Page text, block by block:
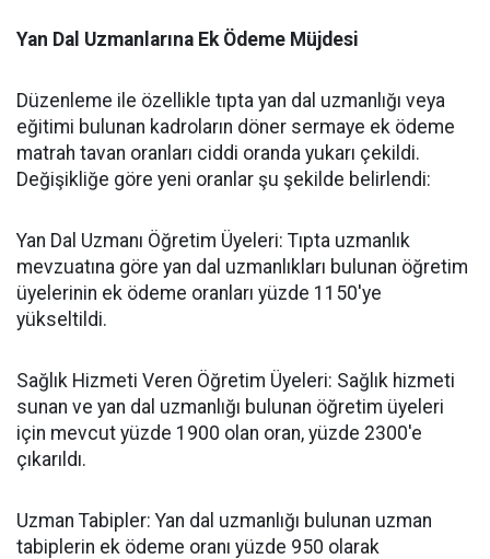
​Yan Dal Uzmanlarına Ek Ödeme Müjdesi
​Düzenleme ile özellikle tıpta yan dal uzmanlığı veya
eğitimi bulunan kadroların döner sermaye ek ödeme
matrah tavan oranları ciddi oranda yukarı çekildi.
Değişikliğe göre yeni oranlar şu şekilde belirlendi:
​Yan Dal Uzmanı Öğretim Üyeleri: Tıpta uzmanlık
mevzuatına göre yan dal uzmanlıkları bulunan öğretim
üyelerinin ek ödeme oranları yüzde 1150'ye
yükseltildi.
​Sağlık Hizmeti Veren Öğretim Üyeleri: Sağlık hizmeti
sunan ve yan dal uzmanlığı bulunan öğretim üyeleri
için mevcut yüzde 1900 olan oran, yüzde 2300'e
çıkarıldı.
​Uzman Tabipler: Yan dal uzmanlığı bulunan uzman
tabiplerin ek ödeme oranı yüzde 950 olarak